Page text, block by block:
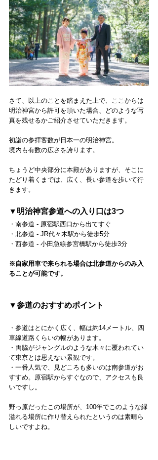
さて、以上のことを踏まえた上で、ここからは
明治神宮から許可を頂いた場合、どのような写
真を残せるかご紹介させていただきます。
初詣の参拝客数が日本一の明治神宮。
境内も有数の広さを誇ります。
ちょうど中央部分に本殿がありますが、そこに
たどり着くまでは、広く、長い参道を歩いて行
きます。
▼明治神宮参道への入り口は3つ
・南参道 - 原宿駅西口から出てすぐ
・北参道 - JR代々木駅から徒歩5分
・西参道 - 小田急線参宮橋駅から徒歩3分
※自家用車で来られる場合は北参道からのみ入
ることが可能です。
▼参道のおすすめポイント
・参道はとにかく広く、幅は約14メートル、四
車線道路くらいの幅があります。
・両脇がジャングルのような木々に覆われてい
て東京とは思えない景観です。
・一番人気で、見どころも多いのは南参道がお
すすめ。原宿駅からすぐなので、アクセスも良
いですし。
野っ原だったこの場所が、100年でこのような緑
溢れる場所に作り替えられたというのは素晴ら
しいですよね。